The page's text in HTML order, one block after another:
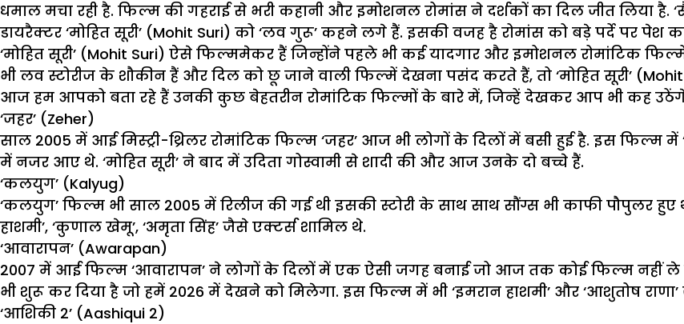
धमाल मचा रही है. फिल्म की गहराई से भरी कहानी और इमोशनल रोमांस ने दर्शकों का दिल जीत लिया
डायरैक्टर ‘मोहित सूरी’ (Mohit Suri) को ‘लव गुरू’ कहने लगे हैं. इसकी वजह है रोमांस को बड़े पर्दे पर पेश
‘मोहित सूरी’ (Mohit Suri) ऐसे फिल्ममेकर हैं जिन्होंने पहले भी कई यादगार और इमोशनल रोमांटिक
भी लव स्टोरीज के शौकीन हैं और दिल को छू जाने वाली फिल्में देखना पसंद करते हैं, तो ‘मोहित सूरी’
आज हम आपको बता रहे हैं उनकी कुछ बेहतरीन रोमांटिक फिल्मों के बारे में, जिन्हें देखकर आप भी कह उठेंगे –
‘जहर’ (Zeher)
साल 2005 में आई मिस्ट्री-थ्रिलर रोमांटिक फिल्म ‘जहर’ आज भी लोगों के दिलों में बसी हुई है. इस फिल्म में
में नजर आए थे. ‘मोहित सूरी’ ने बाद में उदिता गोस्वामी से शादी की और आज उनके दो बच्चे हैं.
‘कलयुग’ (Kalyug)
‘कलयुग’ फिल्म भी साल 2005 में रिलीज की गई थी इसकी स्टोरी के साथ साथ सौंग्स भी काफी पौपुलर
हाशमी’, ‘कुणाल खेमू’, ‘अमृता सिंह’ जैसे एक्टर्स शामिल थे.
‘आवारापन’ (Awarapan)
2007 में आई फिल्म ‘आवारापन’ ने लोगों के दिलों में एक ऐसी जगह बनाई जो आज तक कोई फिल्म नहीं
भी शुरू कर दिया है जो हमें 2026 में देखने को मिलेगा. इस फिल्म में भी ‘इमरान हाशमी’ और ‘आशुतोष
‘आशिकी 2’ (Aashiqui 2)